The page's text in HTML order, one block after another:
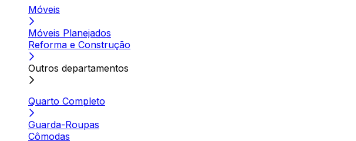
Móveis
Móveis Planejados
Reforma e Construção
Outros departamentos
Quarto Completo
Guarda-Roupas
Cômodas